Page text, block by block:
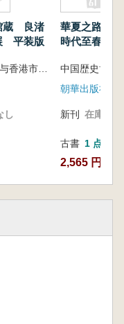
蔵 良渚
平装版
し
華夏之路 1
時代至春秋
中国歴史博物
朝華出版社
新刊 在庫なし
古書 1 点
2,565 円